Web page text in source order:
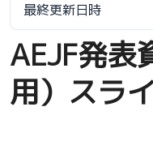
最終更新日時
AEJF発表
用）スラ